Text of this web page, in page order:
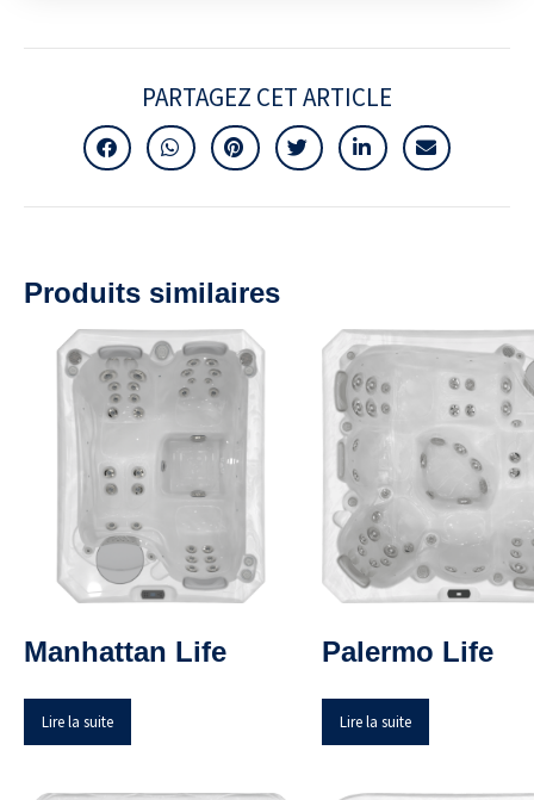
PARTAGEZ CET ARTICLE
Produits similaires
Manhattan Life
Lire la suite
Palermo Life
Lire la suite